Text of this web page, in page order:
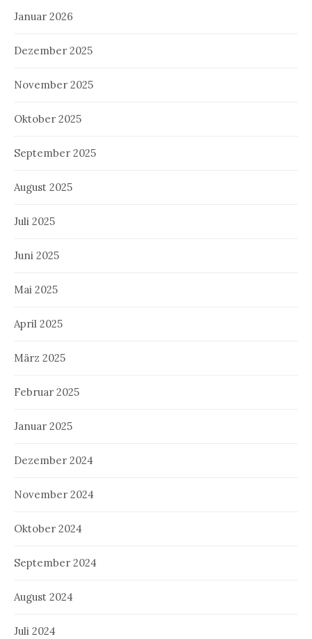
Januar 2026
Dezember 2025
November 2025
Oktober 2025
September 2025
August 2025
Juli 2025
Juni 2025
Mai 2025
April 2025
März 2025
Februar 2025
Januar 2025
Dezember 2024
November 2024
Oktober 2024
September 2024
August 2024
Juli 2024